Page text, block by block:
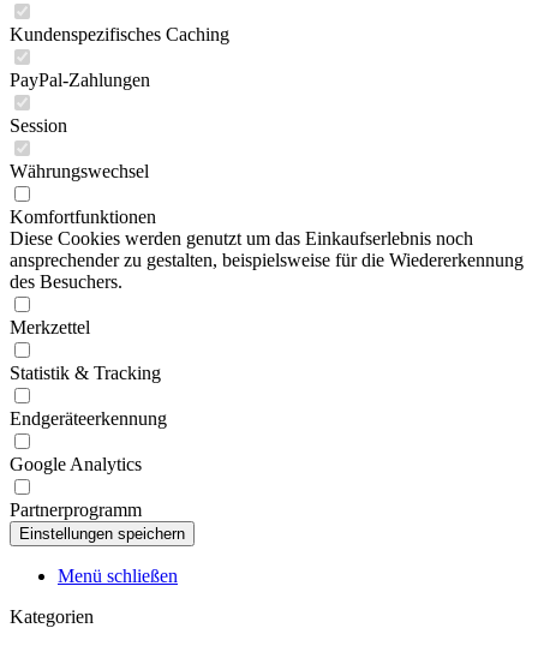
Kundenspezifisches Caching
PayPal-Zahlungen
Session
Währungswechsel
Komfortfunktionen
Diese Cookies werden genutzt um das Einkaufserlebnis noch
ansprechender zu gestalten, beispielsweise für die Wiedererkennung
des Besuchers.
Merkzettel
Statistik & Tracking
Endgeräteerkennung
Google Analytics
Partnerprogramm
Menü schließen
Kategorien